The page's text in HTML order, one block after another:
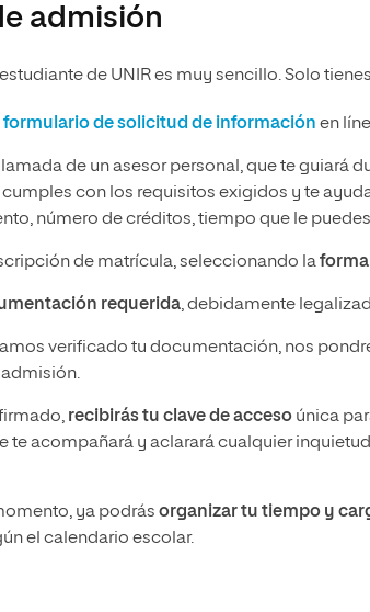
admisión
de UNIR es muy sencillo. Solo
formulario de solicitud de información en
de un asesor personal, que te guiará
con los requisitos exigidos y te
número de créditos, tiempo que le
de matrícula, seleccionando laforma
requerida, debidamente
verificado tu documentación, nos
recibirás tu clave de acceso única
te acompañará y aclarará cualquier
ya podrás organizar tu tiempo y
el calendario escolar.